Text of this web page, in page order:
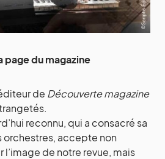
page du magazine
de Découverte magazine
reconnu, qui a consacré sa
orchestres, accepte non
l’image de notre revue, mais